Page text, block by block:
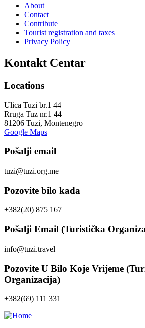
About
Contact
Contribute
Tourist registration and taxes
Privacy Policy
Kontakt Centar
Locations
Ulica Tuzi br.1 44
Rruga Tuz nr.1 44
81206 Tuzi, Montenegro
Google Maps
Pošalji email
tuzi@tuzi.org.me
Pozovite bilo kada
+382(20) 875 167
Pošalji Email (Turistička
info@tuzi.travel
Pozovite U Bilo Koje Vrijeme
Organizacija)
+382(69) 111 331